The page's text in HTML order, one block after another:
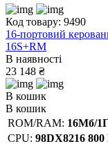
Код товару: 9490
16-портовий
16S+RM
В наявності
23 148 ₴
В кошик
В кошик
ROM/RAM: 16Мб/
CPU: 98DX8216